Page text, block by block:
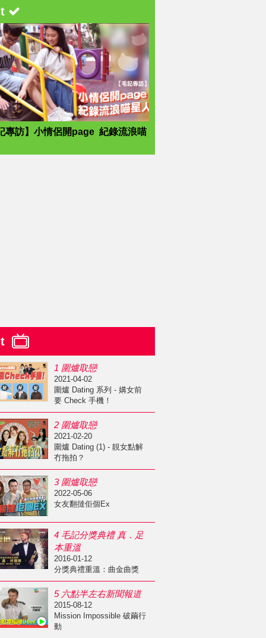
專訪】小情侶開page 紀錄流浪喵
1 圍爐取戀
2021-04-02
圍爐 Dating 系列 - 媾女前
要 Check 手機！
2 圍爐取戀
2021-02-20
圍爐 Dating (1) - 靚女點解
冇拖拍？
3 圍爐取戀
2022-05-06
女友翻撻佢個Ex
4 毛記分獎典禮 真．足
本重溫
2016-01-12
分獎典禮重溫：曲金曲獎
5 六點半左右新聞報道
2015-08-12
Mission Impossible 破繭行
動